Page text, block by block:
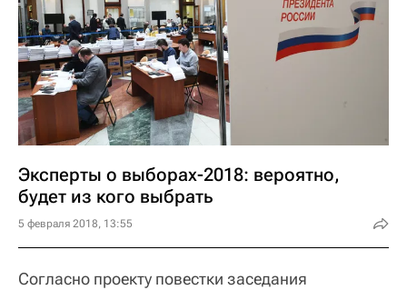
Эксперты о выборах-2018: вероятно,
будет из кого выбрать
5 февраля 2018, 13:55
Согласно проекту повестки заседания